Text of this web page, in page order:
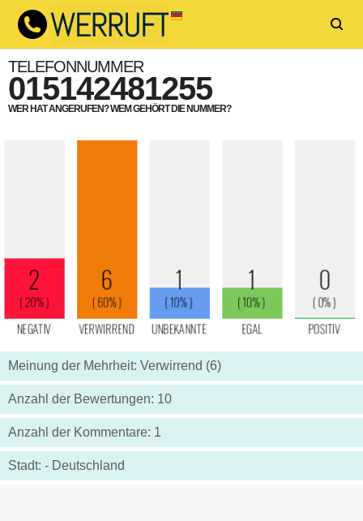
TELEFONNUMMER
015142481255
WER HAT ANGERUFEN? WEM GEHÖRT DIE NUMMER?
Meinung der Mehrheit: Verwirrend (6)
Anzahl der Bewertungen: 10
Anzahl der Kommentare: 1
Stadt: - Deutschland